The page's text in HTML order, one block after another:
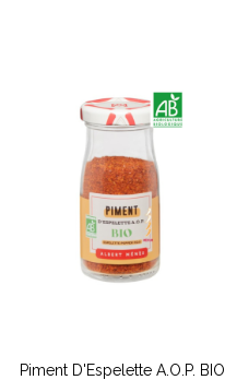
Piment D'Espelette A.O.P. BIO